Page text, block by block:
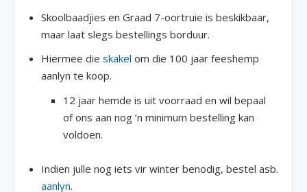
Skoolbaadjies en Graad 7-oortruie is beskikbaar,
maar laat slegs bestellings borduur.
Hiermee die skakel om die 100 jaar feeshemp
aanlyn te koop.
12 jaar hemde is uit voorraad en wil bepaal
of ons aan nog ‘n minimum bestelling kan
voldoen.
Indien julle nog iets vir winter benodig, bestel asb.
aanlyn.